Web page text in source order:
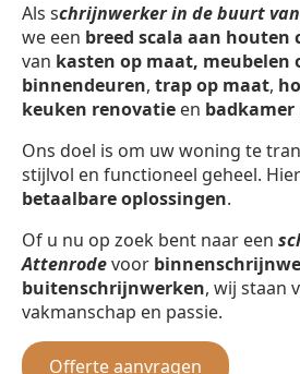
Als schrijnwerker in de buurt
we een breed scala aan houten
van kasten op maat, meubelen
binnendeuren, trap op maat,
keuken renovatie en
Ons doel is om uw woning te
stijlvol en functioneel geheel.
betaalbare oplossingen.
Of u nu op zoek bent naar een
Attenrodevoor
buitenschrijnwerken, wij staan
vakmanschap en passie.
Offerte aanvragen